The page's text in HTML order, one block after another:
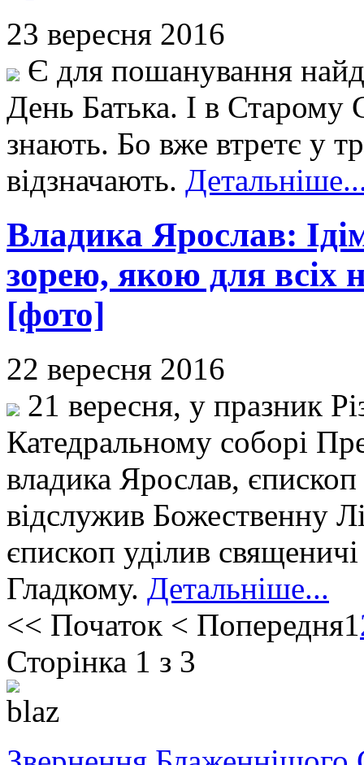
23 вересня 2016
Є для пошанування
День Батька. І в Старому
знають. Бо вже втретє у
відзначають.
Владика Ярослав:
зорею, якою для всіх
[фото]
22 вересня 2016
21 вересня, у празник
Катедральному соборі
владика Ярослав,
відслужив Божественну
єпископ уділив
Гладкому. Детальніше...
<< Початок < Попередня1
Сторінка 1 з 3